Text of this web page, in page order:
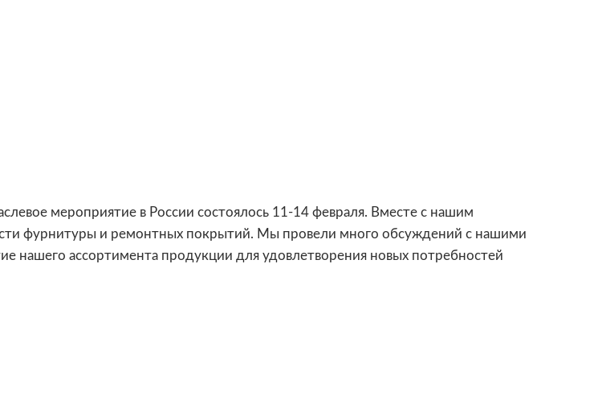
мероприятие в России состоялось 11-14 февраля. Вместе с нашим
фурнитуры и ремонтных покрытий. Мы провели много обсуждений с нашими
нашего ассортимента продукции для удовлетворения новых потребностей